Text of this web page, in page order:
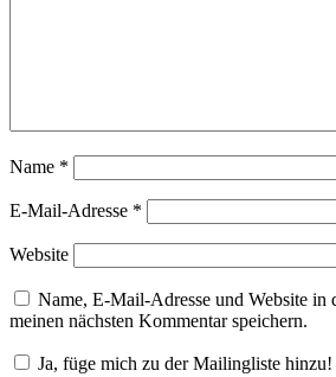
Name *
E-Mail-Adresse *
Website
Name, E-Mail-Adresse und Website in
meinen nächsten Kommentar speichern.
Ja, füge mich zu der Mailingliste hinzu!